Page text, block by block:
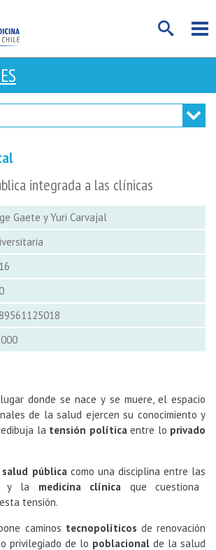
integrada a las clínicas
Gaete y Yuri Carvajal
donde se nace y se muere, el espacio
de la salud ejercen su conocimiento y
la tensión políticaentre lo privado
salud públicacomo una disciplina entre las
y la medicina clínica que cuestiona
tensión.
caminos tecnopolíticos de renovación
privilegiado de lo poblacional de la salud